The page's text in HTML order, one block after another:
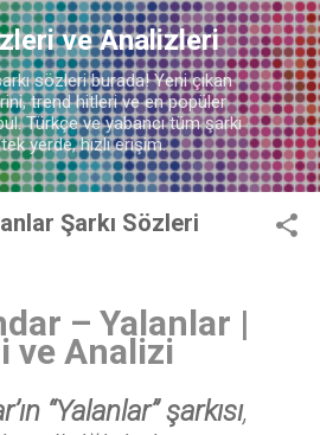
içeriğe atla
ve Analizleri
sözleri burada! Yeni çıkan
trend hitleri ve en popüler
Türkçe ve yabancı tüm şarkı
yerde, hızlı erişim.
Şarkı Sözleri
– Yalanlar |
ve Analizi
“Yalanlar” şarkısı,
♬